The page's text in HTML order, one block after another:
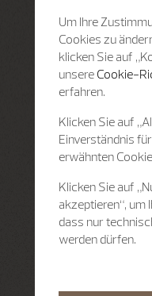
Um Ihre
Cookies zu
klicken Sie auf
unsere Cookie-
erfahren.
Klicken Sie auf
Einverständnis
erwähnten
Klicken Sie auf
akzeptieren“, um
dass nur
werden dürfen.